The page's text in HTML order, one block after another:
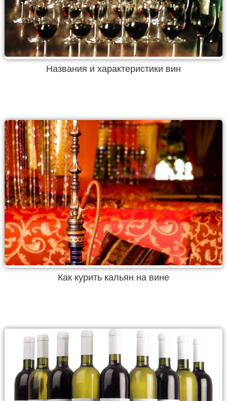
Названия и характеристики вин
Как курить кальян на вине